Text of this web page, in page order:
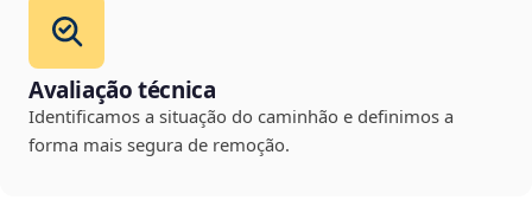
Avaliação técnica
Identificamos a situação do caminhão e definimos a
forma mais segura de remoção.